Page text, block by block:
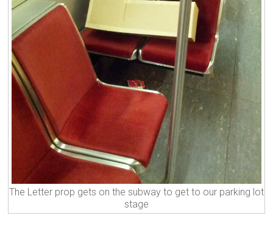
The Letter prop gets on the subway to get to our parking lot
stage